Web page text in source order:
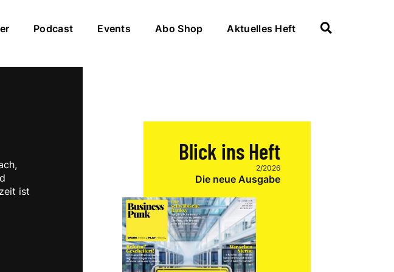
Podcast Events Abo Shop Aktuelles Heft
ist
Blick ins Heft
2/2026
Die neue Ausgabe